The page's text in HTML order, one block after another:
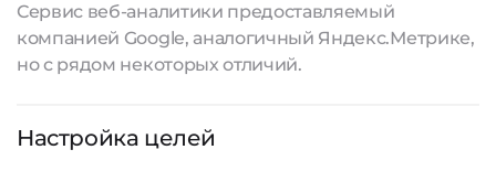
Сервис веб-аналитики предоставляемый
компанией Google, аналогичный Яндекс.Метрике,
но с рядом некоторых отличий.
Настройка целей